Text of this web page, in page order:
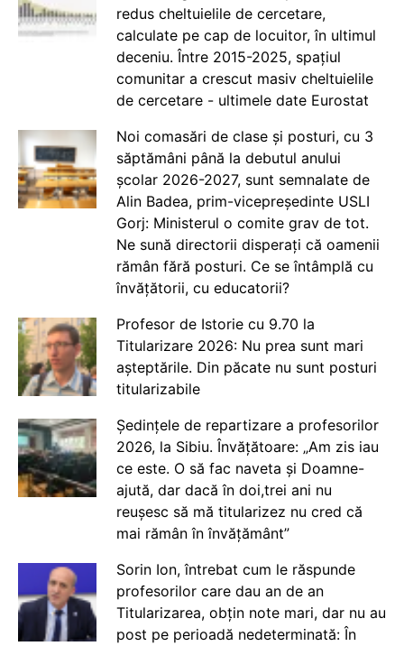
redus cheltuielile de cercetare,
calculate pe cap de locuitor, în ultimul
deceniu. Între 2015-2025, spațiul
comunitar a crescut masiv cheltuielile
de cercetare - ultimele date Eurostat
Noi comasări de clase și posturi, cu 3
săptămâni până la debutul anului
școlar 2026-2027, sunt semnalate de
Alin Badea, prim-vicepreședinte USLI
Gorj: Ministerul o comite grav de tot.
Ne sună directorii disperați că oamenii
rămân fără posturi. Ce se întâmplă cu
învățătorii, cu educatorii?
Profesor de Istorie cu 9.70 la
Titularizare 2026: Nu prea sunt mari
așteptările. Din păcate nu sunt posturi
titularizabile
Ședințele de repartizare a profesorilor
2026, la Sibiu. Învățătoare: „Am zis iau
ce este. O să fac naveta și Doamne-
ajută, dar dacă în doi,trei ani nu
reușesc să mă titularizez nu cred că
mai rămân în învățământ”
Sorin Ion, întrebat cum le răspunde
profesorilor care dau an de an
Titularizarea, obțin note mari, dar nu au
post pe perioadă nedeterminată: În